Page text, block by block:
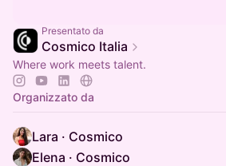
Presentato da
Cosmico Italia
Where work meets talent.
Organizzato da
Lara · Cosmico
Elena · Cosmico